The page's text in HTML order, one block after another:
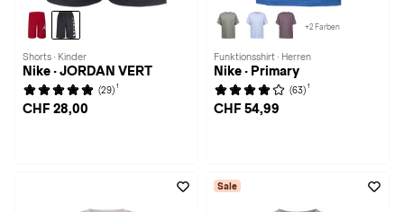
Shorts · Kinder
Nike · JORDAN VERT
(29) 1
CHF 28,00
+2 Farben
Funktionsshirt · Herren
Nike · Primary
(63) 1
CHF 54,99
Sale